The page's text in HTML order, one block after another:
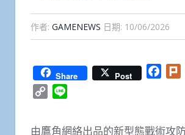
作者: GAMENEWS 日期: 10/06/2026
Share Post
Copy
由鷹角網絡出品的新型態戰術攻